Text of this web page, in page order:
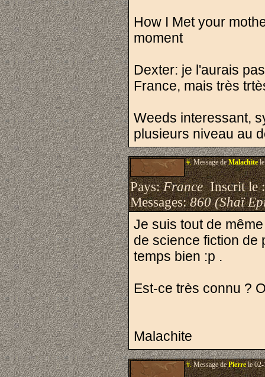
How I Met your
moment
Dexter: je l'aurais
France, mais très
Weeds interessant,
plusieurs niveau au
#.Message deMalachitele
Pays:FranceInscrit le
Messages:860 (Shaï
Je suis tout de
de science fiction de
temps bien :p .
Est-ce très connu ?
Malachite
#.Message dePierrele 02-